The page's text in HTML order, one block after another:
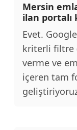
Mersin
ilan portalı
Evet.
kriterli filtre
verme ve
içeren tam